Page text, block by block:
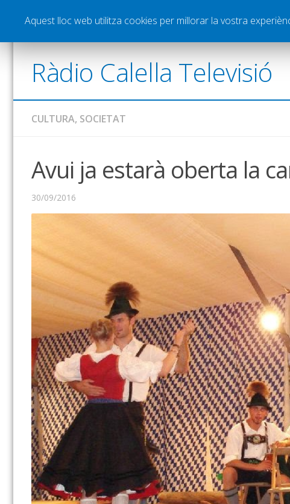
Notícies Esports Pòdcasts Vídeos Graella
Ràdio Calella Televisió
CULTURA, SOCIETAT
Avui ja estarà oberta la
30/09/2016
Aquest lloc web utilitza cookies per millorar la vostra